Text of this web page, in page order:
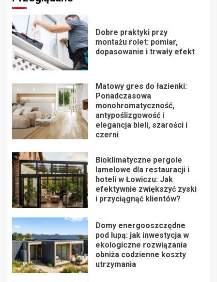
Dobre praktyki przy
montażu rolet: pomiar,
dopasowanie i trwały efekt
Matowy gres do łazienki:
Ponadczasowa
monohromatyczność,
antypoślizgowość i
elegancja bieli, szarości i
czerni
Bioklimatyczne pergole
lamelowe dla restauracji i
hoteli w Łowiczu: Jak
efektywnie zwiększyć zyski
i przyciągnąć klientów?
Domy energooszczędne
pod lupą: jak inwestycja w
ekologiczne rozwiązania
obniża codzienne koszty
utrzymania